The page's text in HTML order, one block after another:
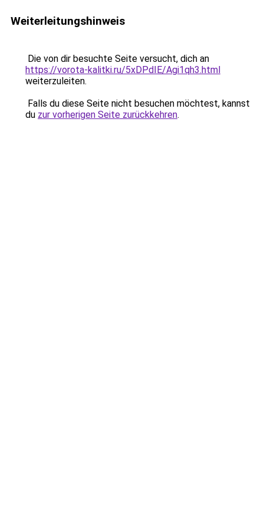
Weiterleitungshinweis
Die von dir besuchte Seite versucht, dich an
https://vorota-kalitki.ru/5xDPdIE/Agi1qh3.html
weiterzuleiten.
Falls du diese Seite nicht besuchen möchtest, kannst
du zur vorherigen Seite zurückkehren.